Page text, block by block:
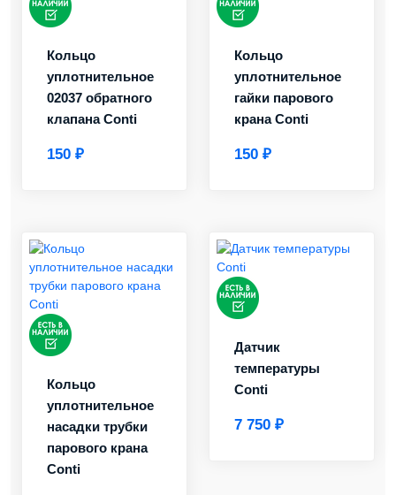
Кольцо
уплотнительное
02037 обратного
клапана Conti
150 ₽
Кольцо
уплотнительное
гайки парового
крана Conti
150 ₽
Кольцо
уплотнительное
насадки трубки
парового крана
Conti
Датчик
температуры
Conti
7 750 ₽